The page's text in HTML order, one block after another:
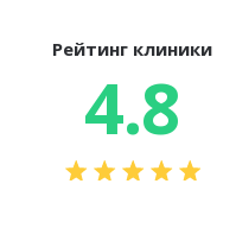
Рейтинг клиники
4.8